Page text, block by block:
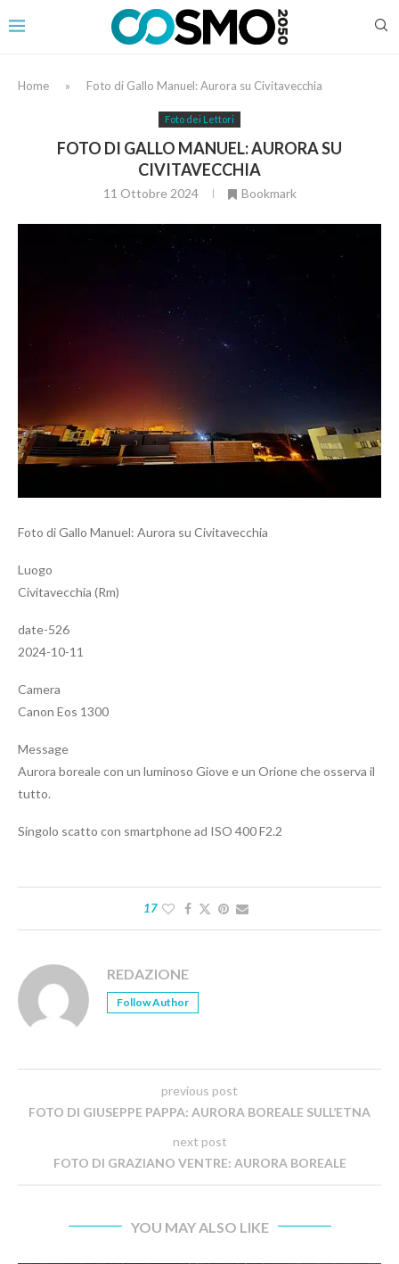
Home » Foto di Gallo Manuel: Aurora su Civitavecchia
Foto dei Lettori
FOTO DI GALLO MANUEL: AURORA SU
CIVITAVECCHIA
11 Ottobre 2024 Bookmark
Foto di Gallo Manuel: Aurora su Civitavecchia
Luogo
Civitavecchia (Rm)
date-526
2024-10-11
Camera
Canon Eos 1300
Message
Aurora boreale con un luminoso Giove e un Orione che osserva il
tutto.
Singolo scatto con smartphone ad ISO 400 F2.2
17
REDAZIONE
Follow Author
previous post
FOTO DI GIUSEPPE PAPPA: AURORA BOREALE SULL’ETNA
next post
FOTO DI GRAZIANO VENTRE: AURORA BOREALE
YOU MAY ALSO LIKE